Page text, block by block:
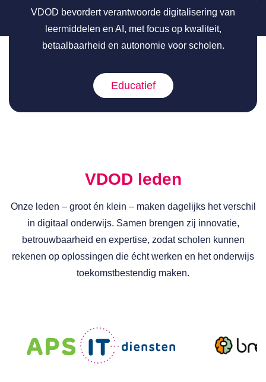
VDOD bevordert verantwoorde digitalisering van
leermiddelen en AI, met focus op kwaliteit,
betaalbaarheid en autonomie voor scholen.
Educatief
VDOD leden
Onze leden – groot én klein – maken dagelijks het verschil
in digitaal onderwijs. Samen brengen zij innovatie,
betrouwbaarheid en expertise, zodat scholen kunnen
rekenen op oplossingen die écht werken en het onderwijs
toekomstbestendig maken.